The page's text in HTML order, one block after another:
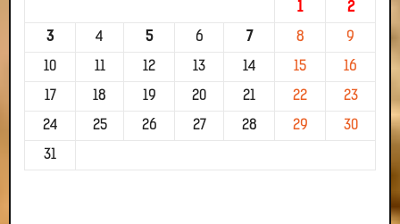
1 2
3 4 5 6 7 8 9
10 11 12 13 14 15 16
17 18 19 20 21 22 23
24 25 26 27 28 29 30
31